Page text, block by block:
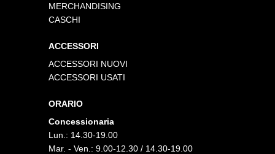
MERCHANDISING
CASCHI
ACCESSORI
ACCESSORI NUOVI
ACCESSORI USATI
ORARIO
Concessionaria
Lun.: 14.30-19.00
Mar. - Ven.: 9.00-12.30 / 14.30-19.00